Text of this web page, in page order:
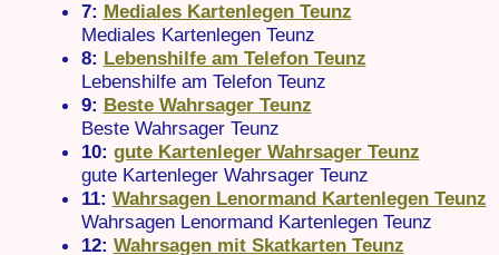
7: Mediales Kartenlegen Teunz
Mediales Kartenlegen Teunz
8: Lebenshilfe am Telefon Teunz
Lebenshilfe am Telefon Teunz
9: Beste Wahrsager Teunz
Beste Wahrsager Teunz
10: gute Kartenleger Wahrsager Teunz
gute Kartenleger Wahrsager Teunz
11: Wahrsagen Lenormand Kartenlegen Teunz
Wahrsagen Lenormand Kartenlegen Teunz
12: Wahrsagen mit Skatkarten Teunz